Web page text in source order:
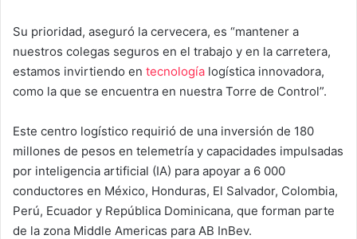
Su prioridad, aseguró la cervecera, es “mantener a
nuestros colegas seguros en el trabajo y en la carretera,
estamos invirtiendo en tecnología logística innovadora,
como la que se encuentra en nuestra Torre de Control”.
Este centro logístico requirió de una inversión de 180
millones de pesos en telemetría y capacidades impulsadas
por inteligencia artificial (IA) para apoyar a 6 000
conductores en México, Honduras, El Salvador, Colombia,
Perú, Ecuador y República Dominicana, que forman parte
de la zona Middle Americas para AB InBev.